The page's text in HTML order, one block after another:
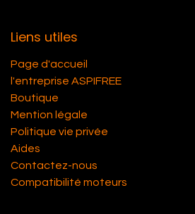
Liens utiles
Page d'accueil
l'entreprise ASPIFREE
Boutique
Mention légale
Politique vie privée
Aides
Contactez-nous
Compatibilité moteurs